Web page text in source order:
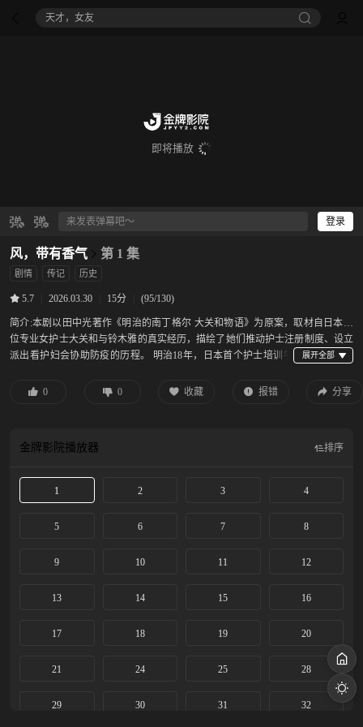
天才，女友
即将播放
登录
风，带有香气 第 1 集
剧情 传记 历史
5.7 2026.03.30 15分 (95/130)
简介:本剧以田中光著作《明治的南丁格尔 大关和物语》为原案，取材自日本首
位专业女护士大关和与铃木雅的真实经历，描绘了她们推动护士注册制度、设立
派出看护妇会协助防疫的历程。 明治18年，日本首个护士培训学
教会庇护下长大的大家直美（上坂树里 饰），在这里命运般相遇。她们与同学们
0 0 收藏 报错 分享
金牌影院播放器 排序
1 2 3 4
5 6 7 8
9 10 11 12
13 14 15 16
17 18 19 20
21 24 25 28
29 30 31 32